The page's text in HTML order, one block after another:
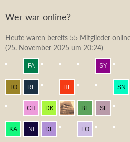
Wer war online?
Heute waren bereits 55 Mitglieder
(25. November 2025 um 20:24)